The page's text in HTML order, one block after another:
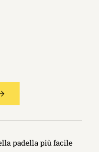
padella più facile